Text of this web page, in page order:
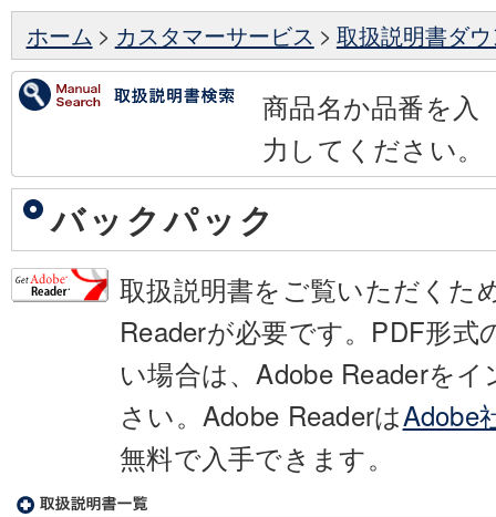
ホーム > カスタマーサービス > 取扱説明書ダ
商品名か品番を入
力してください。
バックパック
取扱説明書をご覧いただくた
Readerが必要です。PDF形
い場合は、Adobe Readerを
さい。Adobe ReaderはAdobe
無料で入手できます。